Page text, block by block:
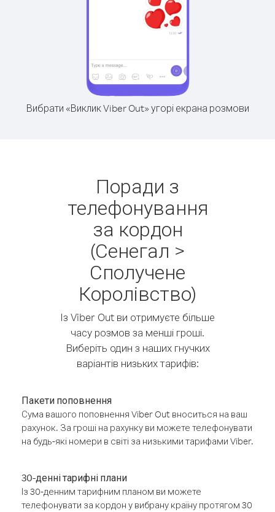
Вибрати «Виклик Viber Out» угорі екрана розмови
Поради з
телефонування
за кордон
(Сенегал >
Сполучене
Королівство)
Із Viber Out ви отримуєте більше
часу розмов за менші гроші.
Виберіть один з наших гнучких
варіантів низьких тарифів:
Пакети поповнення
Сума вашого поповнення Viber Out вноситься на ваш
рахунок. За гроші на рахунку ви можете телефонувати
на будь-які номери в світі за низькими тарифами Viber.
30-денні тарифні плани
Із 30-денним тарифним планом ви можете
телефонувати за кордон у вибрану країну протягом 30